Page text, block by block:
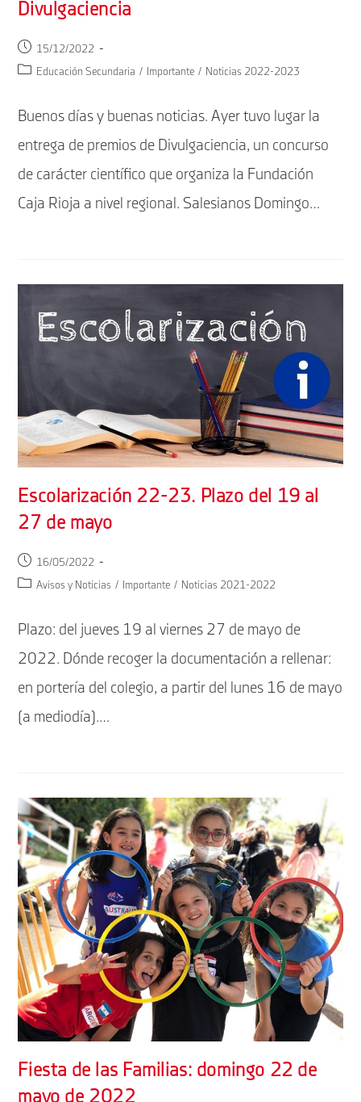
Divulgaciencia
Publicación
de
15/12/2022
Categoría
entrada:
Educación Secundaria / Importante / Noticias 2022-2023
Buenos días y buenas noticias. Ayer tuvo lugar la
entrega de premios de Divulgaciencia, un concurso
de carácter científico que organiza la Fundación
Caja Rioja a nivel regional. Salesianos Domingo…
Escolarización 22-23. Plazo del 19 al
27 de mayo
Publicación
de
16/05/2022
Categoría
entrada:
Avisos y Noticias / Importante / Noticias 2021-2022
Plazo: del jueves 19 al viernes 27 de mayo de
2022. Dónde recoger la documentación a rellenar:
en portería del colegio, a partir del lunes 16 de mayo
(a mediodía).…
Fiesta de las Familias: domingo 22 de
mayo de 2022